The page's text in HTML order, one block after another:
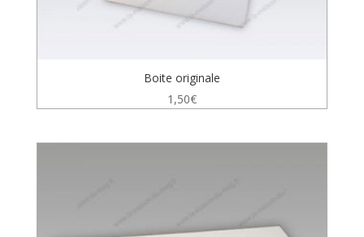
Boite originale
1,50€